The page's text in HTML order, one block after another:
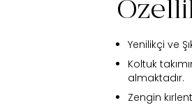
Yenilikçi ve
Koltuk
almaktadır.
Zengin